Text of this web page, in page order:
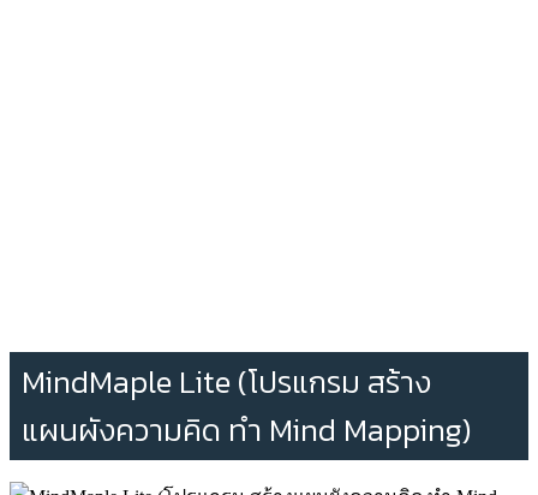
MindMaple Lite (โปรแกรม สร้าง
แผนผังความคิด ทำ Mind Mapping)